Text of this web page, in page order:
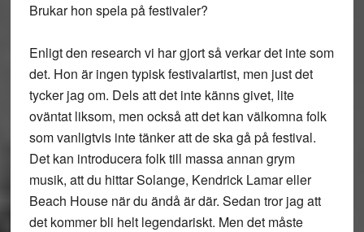
Brukar hon spela på festivaler?
Enligt den research vi har gjort så verkar det inte som
det. Hon är ingen typisk festivalartist, men just det
tycker jag om. Dels att det inte känns givet, lite
oväntat liksom, men också att det kan välkomna folk
som vanligtvis inte tänker att de ska gå på festival.
Det kan introducera folk till massa annan grym
musik, att du hittar Solange, Kendrick Lamar eller
Beach House när du ändå är där. Sedan tror jag att
det kommer bli helt legendariskt. Men det måste